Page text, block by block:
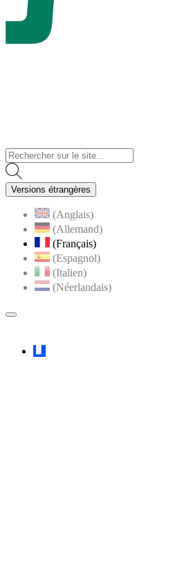
Visiter la page accueil du site de Menucourt
Versions étrangères
(Anglais)
(Allemand)
(Français)
(Espagnol)
(Italien)
(Néerlandais)
MENU